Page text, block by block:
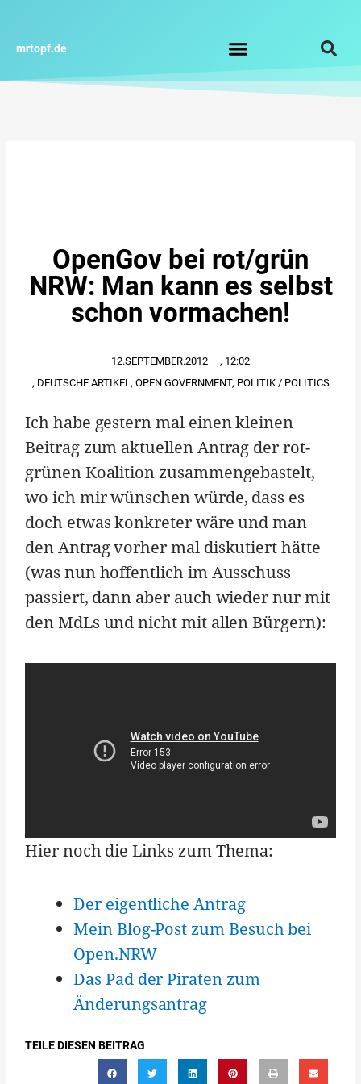
springen
mrtopf.de
OpenGov bei rot/grün
NRW: Man kann es selbst
schon vormachen!
12.SEPTEMBER.2012 , 12:02
, DEUTSCHE ARTIKEL, OPEN GOVERNMENT, POLITIK / POLITICS
Ich habe gestern mal einen kleinen
Beitrag zum aktuellen Antrag der rot-
grünen Koalition zusammengebastelt,
wo ich mir wünschen würde, dass es
doch etwas konkreter wäre und man
den Antrag vorher mal diskutiert hätte
(was nun hoffentlich im Ausschuss
passiert, dann aber auch wieder nur mit
den MdLs und nicht mit allen Bürgern):
Hier noch die Links zum Thema:
Der eigentliche Antrag
Mein Blog-Post zum Besuch bei
Open.NRW
Das Pad der Piraten zum
Änderungsantrag
TEILE DIESEN BEITRAG